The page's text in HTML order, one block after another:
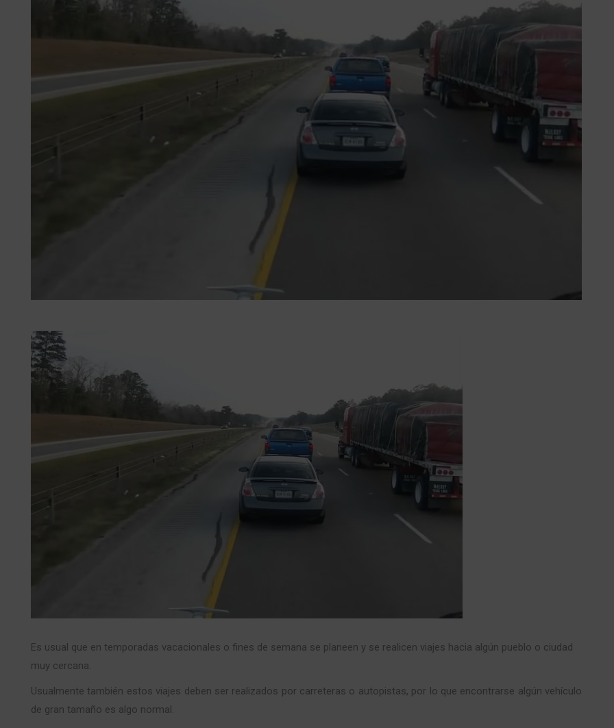
Es usual que en temporadas vacacionales o fines de semana se planeen y se realicen viajes hacia algún pueblo o ciudad
muy cercana.
Usualmente también estos viajes deben ser realizados por carreteras o autopistas, por lo que encontrarse algún vehículo
de gran tamaño es algo normal.